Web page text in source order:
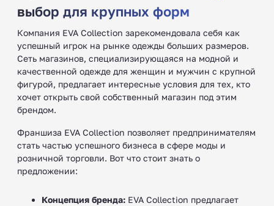
выбор для крупных форм
Компания EVA Collection зарекомендовала себя как
успешный игрок на рынке одежды больших размеров.
Сеть магазинов, специализирующаяся на модной и
качественной одежде для женщин и мужчин с крупной
фигурой, предлагает интересные условия для тех, кто
хочет открыть свой собственный магазин под этим
брендом.
Франшиза EVA Collection позволяет предпринимателям
стать частью успешного бизнеса в сфере моды и
розничной торговли. Вот что стоит знать о
предложении:
Концепция бренда: EVA Collection предлагает